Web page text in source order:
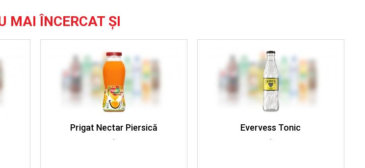
MAI ÎNCERCAT ȘI
Prigat Nectar Piersică
-
Evervess Tonic
-